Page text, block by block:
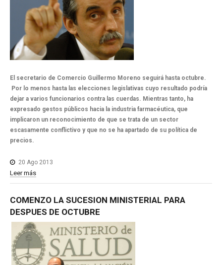
El secretario de Comercio Guillermo Moreno seguirá hasta octubre.
Por lo menos hasta las elecciones legislativas cuyo resultado podría
dejar a varios funcionarios contra las cuerdas. Mientras tanto, ha
expresado gestos públicos hacia la industria farmacéutica, que
implicaron un reconocimiento de que se trata de un sector
escasamente conflictivo y que no se ha apartado de su política de
precios.
20 Ago 2013
Leer más
COMENZO LA SUCESION MINISTERIAL PARA
DESPUES DE OCTUBRE